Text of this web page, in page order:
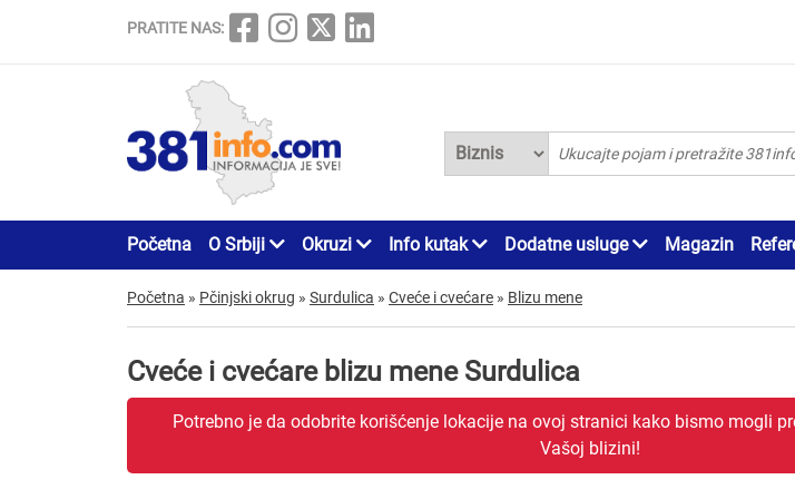
PRATITE NAS:
Početna O Srbiji Okruzi Info kutak Dodatne usluge Magazin
Početna » Pčinjski okrug » Surdulica » Cveće i cvećare » Blizu mene
Cveće i cvećare blizu mene Surdulica
Potrebno je da odobrite korišćenje lokacije na ovoj stranici kako bismo mogli
Vašoj blizini!